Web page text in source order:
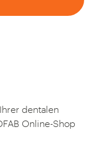
dentalen
Online-Shop